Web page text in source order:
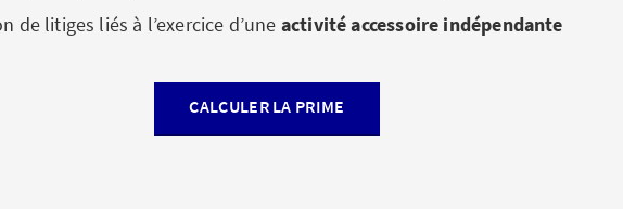
de litiges liés à l’exercice d’une activité accessoire indépendante
CALCULER LA PRIME